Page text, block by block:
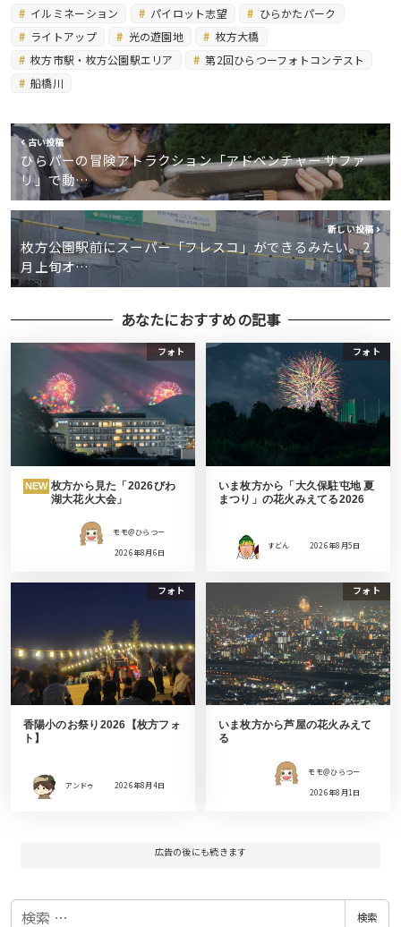
イルミネーション パイロット志望
ひらかたパーク
ライトアップ
光の遊園地
枚方大橋
枚方市駅・枚方公園駅エリア
第2回ひらつーフォトコンテスト
船橋川
古い投稿
ひらパーの冒険アトラクション「アドベンチャー サファ
リ」で動…
新しい投稿
枚方公園駅前にスーパー「フレスコ」ができるみたい。2
月上旬オ…
あなたにおすすめの記事
フォト
NEW 枚方から見た「2026びわ
湖大花火大会」
モモ＠ひらつー
2026年8月6日
フォト
いま枚方から「大久保駐屯地 夏
まつり」の花火みえてる2026
すどん 2026年8月5日
フォト
香陽小のお祭り2026【枚方フォ
ト】
アンドゥ 2026年8月4日
フォト
いま枚方から芦屋の花火みえて
る
モモ＠ひらつー
2026年8月1日
広告の後にも続きます
検
検索